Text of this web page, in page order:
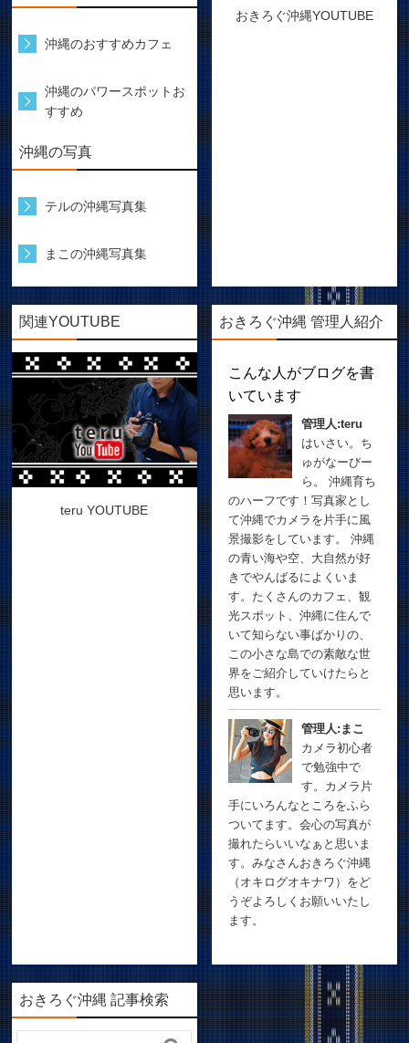
沖縄のおすすめカフェ
沖縄のパワースポットお
すすめ
沖縄の写真
テルの沖縄写真集
まこの沖縄写真集
おきろぐ沖縄YOUTUBE
関連YOUTUBE
teru YOUTUBE
おきろぐ沖縄 管理人紹介
こんな人がブログを書
いています
管理人:teru
はいさい。ち
ゅがなーびー
ら。 沖縄育ち
のハーフです！写真家とし
て沖縄でカメラを片手に風
景撮影をしています。 沖縄
の青い海や空、大自然が好
きでやんばるによくいま
す。たくさんのカフェ、観
光スポット、沖縄に住んで
いて知らない事ばかりの、
この小さな島での素敵な世
界をご紹介していけたらと
思います。
管理人:まこ
カメラ初心者
で勉強中で
す。カメラ片
手にいろんなところをふら
ついてます。会心の写真が
撮れたらいいなぁと思いま
す。みなさんおきろぐ沖縄
（オキログオキナワ）をど
うぞよろしくお願いいたし
ます。
おきろぐ沖縄 記事検索